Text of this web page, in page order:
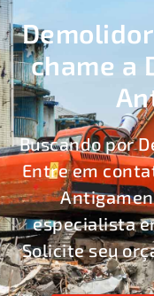
chame a
Buscando por
Entre em
especialista
Solicite seu